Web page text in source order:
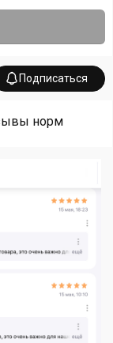
Подписаться
норм